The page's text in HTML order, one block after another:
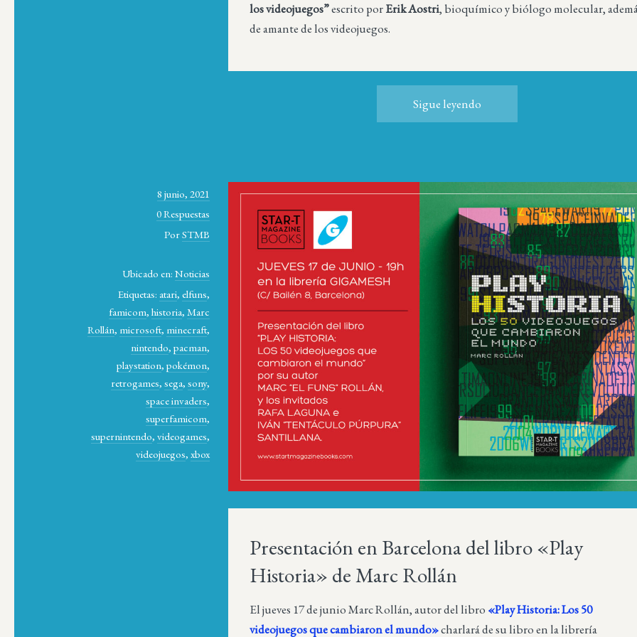
los videojuegos”escrito porErik Aostri, bioquímico y biólogo molecular,
de amante de los videojuegos.
Sigue leyendo
8 junio, 2021
0 Respuestas
PorSTMB
Ubicado en:Noticias
Etiquetas: atari,elfuns,
famicom,historia,Marc
Rollán, microsoft, minecraft,
nintendo,pacman,
playstation,pokémon,
retrogames,sega,sony,
space invaders,
superfamicom,
supernintendo,videogames,
videojuegos,xbox
Presentación en Barcelona del libro «Play
Historia» de Marc Rollán
El jueves 17 de junio Marc Rollán, autor del libro «Play Historia: Los 50
videojuegos que cambiaron el mundo»charlará de su libro en la librería